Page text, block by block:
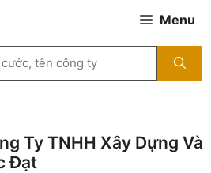
Menu
Ty TNHH Xây Dựng Và
Đạt